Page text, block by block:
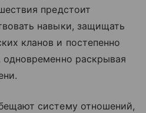
предстоит
навыки, защищать
кланов и постепенно
одновременно раскрывая
систему отношений,